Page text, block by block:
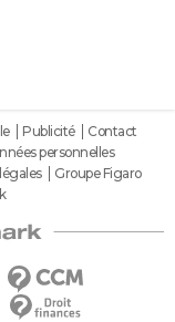
Publicité
Contact
personnelles
Groupe Figaro